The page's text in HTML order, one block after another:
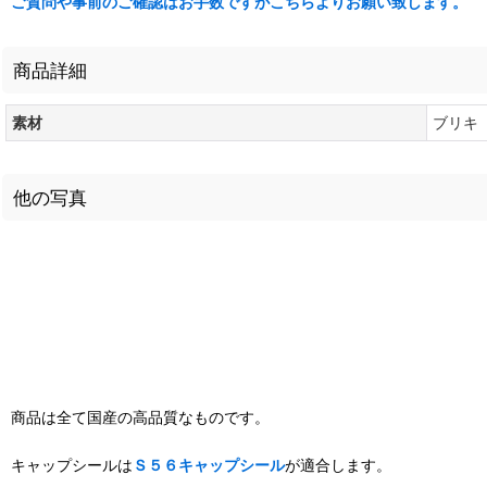
商品詳細
素材 ブリキ
他の写真
商品は全て国産の高品質なものです。
キャップシールは Ｓ５６キャップシールが適合します。